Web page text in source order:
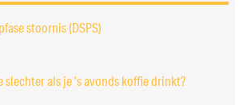
stoornis (DSPS)
slechter als je ’s avonds koffie drinkt?